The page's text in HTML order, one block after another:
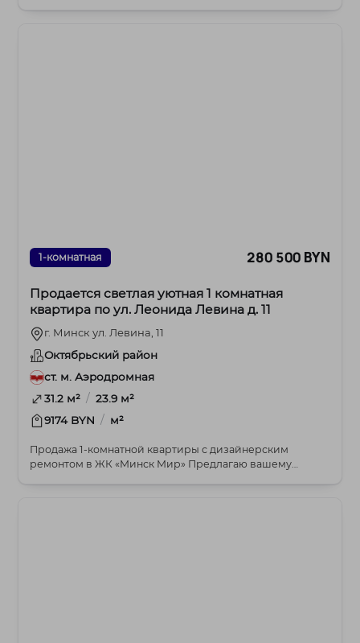
1-комнатная 280 500 BYN
Продается светлая уютная 1 комнатная
квартира по ул. Леонида Левина д. 11
г. Минск ул. Левина, 11
Октябрьский район
ст. м. Аэродромная
31.2 м² / 23.9 м²
9174 BYN / м²
Продажа 1-комнатной квартиры с дизайнерским
ремонтом в ЖК «Минск Мир» Предлагаю вашему